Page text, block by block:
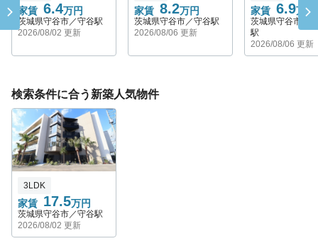
家賃 6.4万円
茨城県守谷市／守谷駅
2026/08/02 更新
家賃 8.2万円
茨城県守谷市／守谷駅
2026/08/06 更新
家賃 6.9万円
茨城県守谷市／
駅
2026/08/06 更新
検索条件に合う新築人気物件
3LDK
家賃 17.5万円
茨城県守谷市／守谷駅
2026/08/02 更新